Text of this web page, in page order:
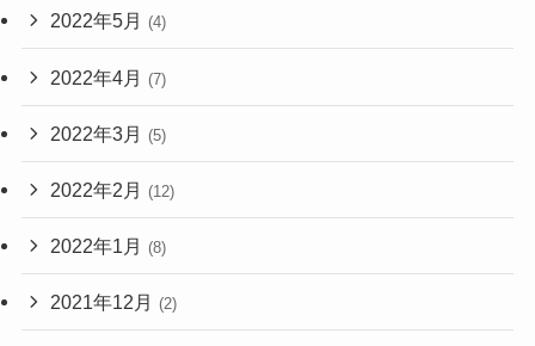
2022年5月 (4)
2022年4月 (7)
2022年3月 (5)
2022年2月 (12)
2022年1月 (8)
2021年12月 (2)